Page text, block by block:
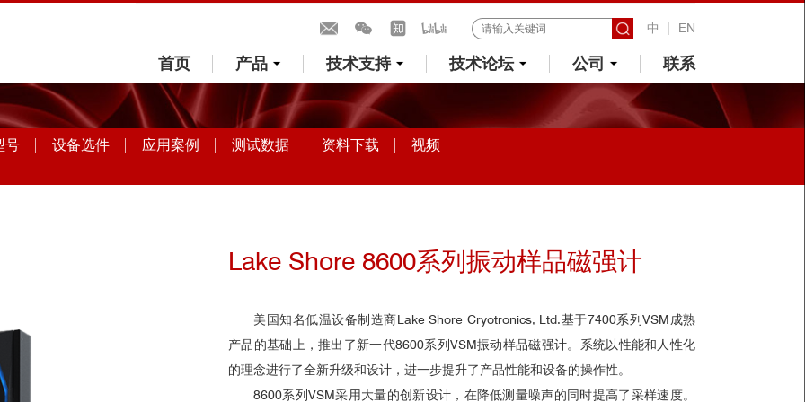
中 EN
首页 产品 技术支持 技术论坛 公司 联系
号 设备选件 应用案例 测试数据 资料下载 视频
Lake Shore 8600系列振动样品磁强计
美国知名低温设备制造商Lake Shore Cryotronics, Ltd.基于7400系列VSM成熟
产品的基础上，推出了新一代8600系列VSM振动样品磁强计。系统以性能和人性化
的理念进行了全新升级和设计，进一步提升了产品性能和设备的操作性。
8600系列VSM采用大量的创新设计，在降低测量噪声的同时提高了采样速度。